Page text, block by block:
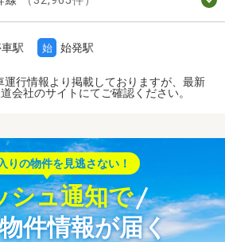
駅 始 始発駅
行情報より掲載しておりますが、最新
会社のサイトにてご確認ください。
りの物件を見逃さない！
シュ通知で
件情報が届く